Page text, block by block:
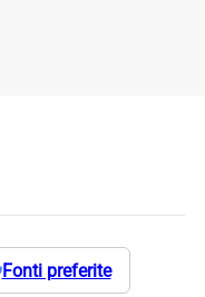
Fonti preferite